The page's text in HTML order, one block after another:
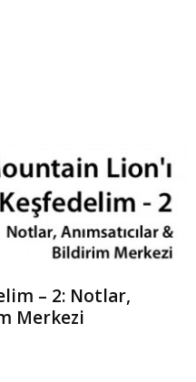
– 2: Notlar,
Merkezi